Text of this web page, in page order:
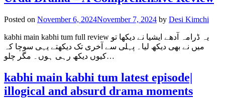
Posted on November 6, 2024November 7, 2024 by Desi Kimchi
kabhi main kabhi tum full review یہ ڈرامہ آدھے ایشیا نے دیکھا تو
میں نے بھی دیکھ لیا۔ پہلی سے آخری تک دیکھتے یہی سوچا کہ
کیوں دیکھ رہی ہوں۔ مگر چلو…
kabhi main kabhi tum latest episode|
illogical and absurd drama moments